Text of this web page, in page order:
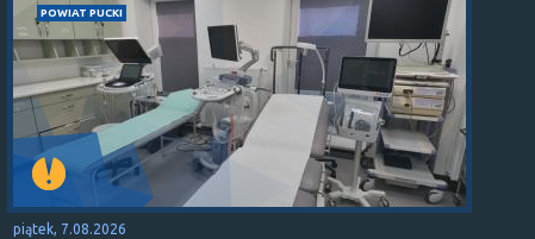
POWIAT PUCKI
piątek, 7.08.2026